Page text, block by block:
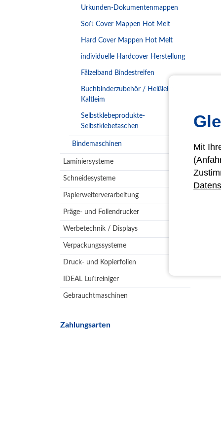
Urkunden-Dokumentenmappen
Soft Cover Mappen Hot Melt
Hard Cover Mappen Hot Melt
individuelle Hardcover Herstellung
Fälzelband Bindestreifen
Buchbinderzubehör / Heißleim
Kaltleim
Selbstklebeprodukte-
Selbstklebetaschen
Bindemaschinen
Laminiersysteme
Schneidesysteme
Papierweiterverarbeitung
Präge- und Foliendrucker
Werbetechnik / Displays
Verpackungssysteme
Druck- und Kopierfolien
IDEAL Luftreiniger
Gebrauchtmaschinen
Zahlungsarten
Mit